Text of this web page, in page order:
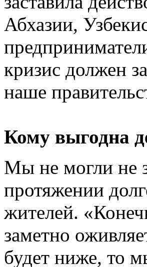
Абхазии,
кризис должен
наше
Кому выгодна
Мы не могли не
протяжении
жителей.
заметно
будет ниже, то